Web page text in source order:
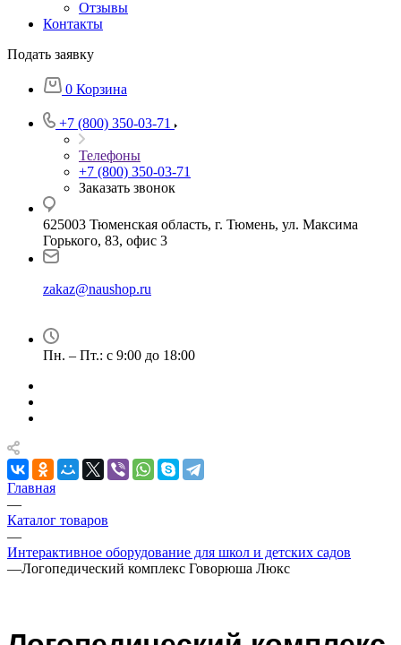
Отзывы
Контакты
Подать заявку
0 Корзина
+7 (800) 350-03-71
Телефоны
+7 (800) 350-03-71
Заказать звонок
625003 Тюменская область, г. Тюмень, ул. Максима
Горького, 83, офис 3
zakaz@naushop.ru
Пн. – Пт.: с 9:00 до 18:00
Главная
—
Каталог товаров
—
Интерактивное оборудование для школ и детских садов
—Логопедический комплекс Говорюша Люкс